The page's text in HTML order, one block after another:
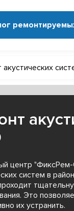
центр "ФиксРем-
систем в
Это
их устранить.